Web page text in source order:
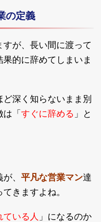
の定義
が、長い間に渡って
的に辞めてしまいま
深く知らないまま別
「 すぐに辞める 」と
、 平凡な営業マン達
きますよね。
ている人 」になるのか